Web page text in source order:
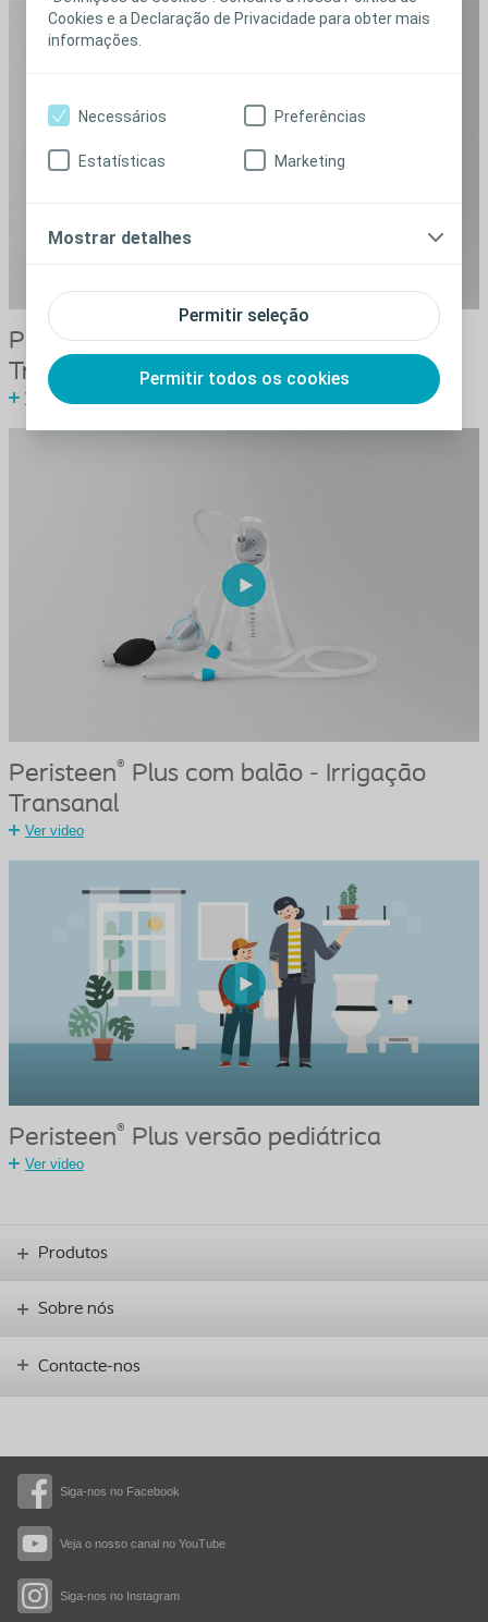
Cookies e a Declaração de Privacidade para obter mais
informações.
Permitir seleção
Permitir todos os cookies
Necessários Preferências
Estatísticas Marketing
Mostrar detalhes
Peristeen Plus com cone - Irrigação
Transanal
Ver video
Peristeen® Plus com balão - Irrigação
Transanal
Ver video
Peristeen® Plus versão pediátrica
Ver video
Siga-nos no Facebook
Veja o nosso canal no YouTube
Siga-nos no Instagram
Produtos
Sobre nós
Contacte-nos